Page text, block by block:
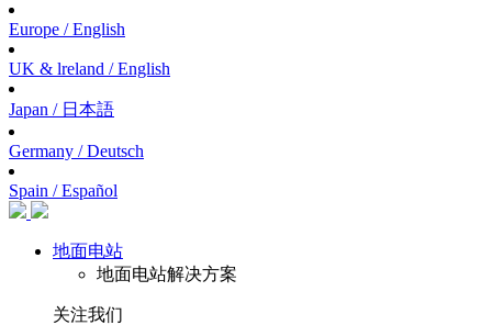
Europe / English
UK & lreland / English
Japan / 日本語
Germany / Deutsch
Spain / Español
地面电站
地面电站解决方案
关注我们